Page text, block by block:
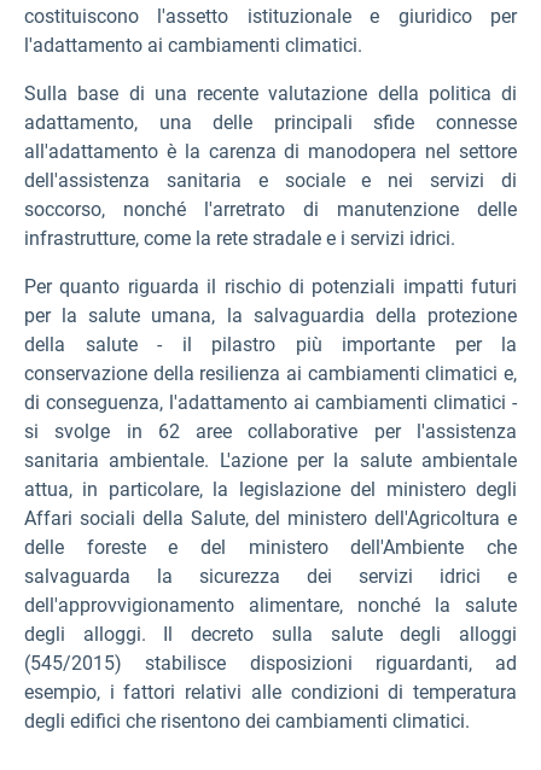
costituiscono l'assetto istituzionale e giuridico per
l'adattamento ai cambiamenti climatici.
Sulla base di una recente valutazione della politica di
adattamento, una delle principali sfide connesse
all'adattamento è la carenza di manodopera nel settore
dell'assistenza sanitaria e sociale e nei servizi di
soccorso, nonché l'arretrato di manutenzione delle
infrastrutture, come la rete stradale e i servizi idrici.
Per quanto riguarda il rischio di potenziali impatti futuri
per la salute umana, la salvaguardia della protezione
della salute - il pilastro più importante per la
conservazione della resilienza ai cambiamenti climatici e,
di conseguenza, l'adattamento ai cambiamenti climatici -
si svolge in 62 aree collaborative per l'assistenza
sanitaria ambientale. L'azione per la salute ambientale
attua, in particolare, la legislazione del ministero degli
Affari sociali della Salute, del ministero dell'Agricoltura e
delle foreste e del ministero dell'Ambiente che
salvaguarda la sicurezza dei servizi idrici e
dell'approvvigionamento alimentare, nonché la salute
degli alloggi. Il decreto sulla salute degli alloggi
(545/2015) stabilisce disposizioni riguardanti, ad
esempio, i fattori relativi alle condizioni di temperatura
degli edifici che risentono dei cambiamenti climatici.